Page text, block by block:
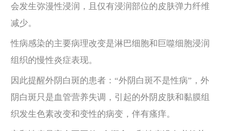
会发生弥漫性浸润，且仅有浸润部位的皮肤弹力纤维
减少。
性病感染的主要病理改变是淋巴细胞和巨噬细胞浸润
组织的慢性炎症表现。
因此提醒外阴白斑的患者：“外阴白斑不是性病”，外
阴白斑只是血管营养失调，引起的外阴皮肤和黏膜组
织发生色素改变和变性的病变，伴有瘙痒。